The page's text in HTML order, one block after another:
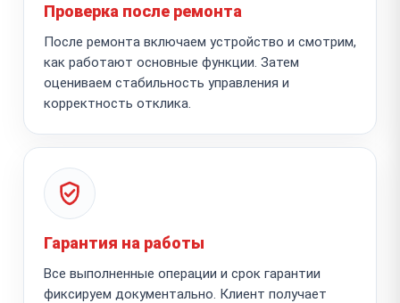
Проверка после ремонта
После ремонта включаем устройство и смотрим,
как работают основные функции. Затем
оцениваем стабильность управления и
корректность отклика.
Гарантия на работы
Все выполненные операции и срок гарантии
фиксируем документально. Клиент получает